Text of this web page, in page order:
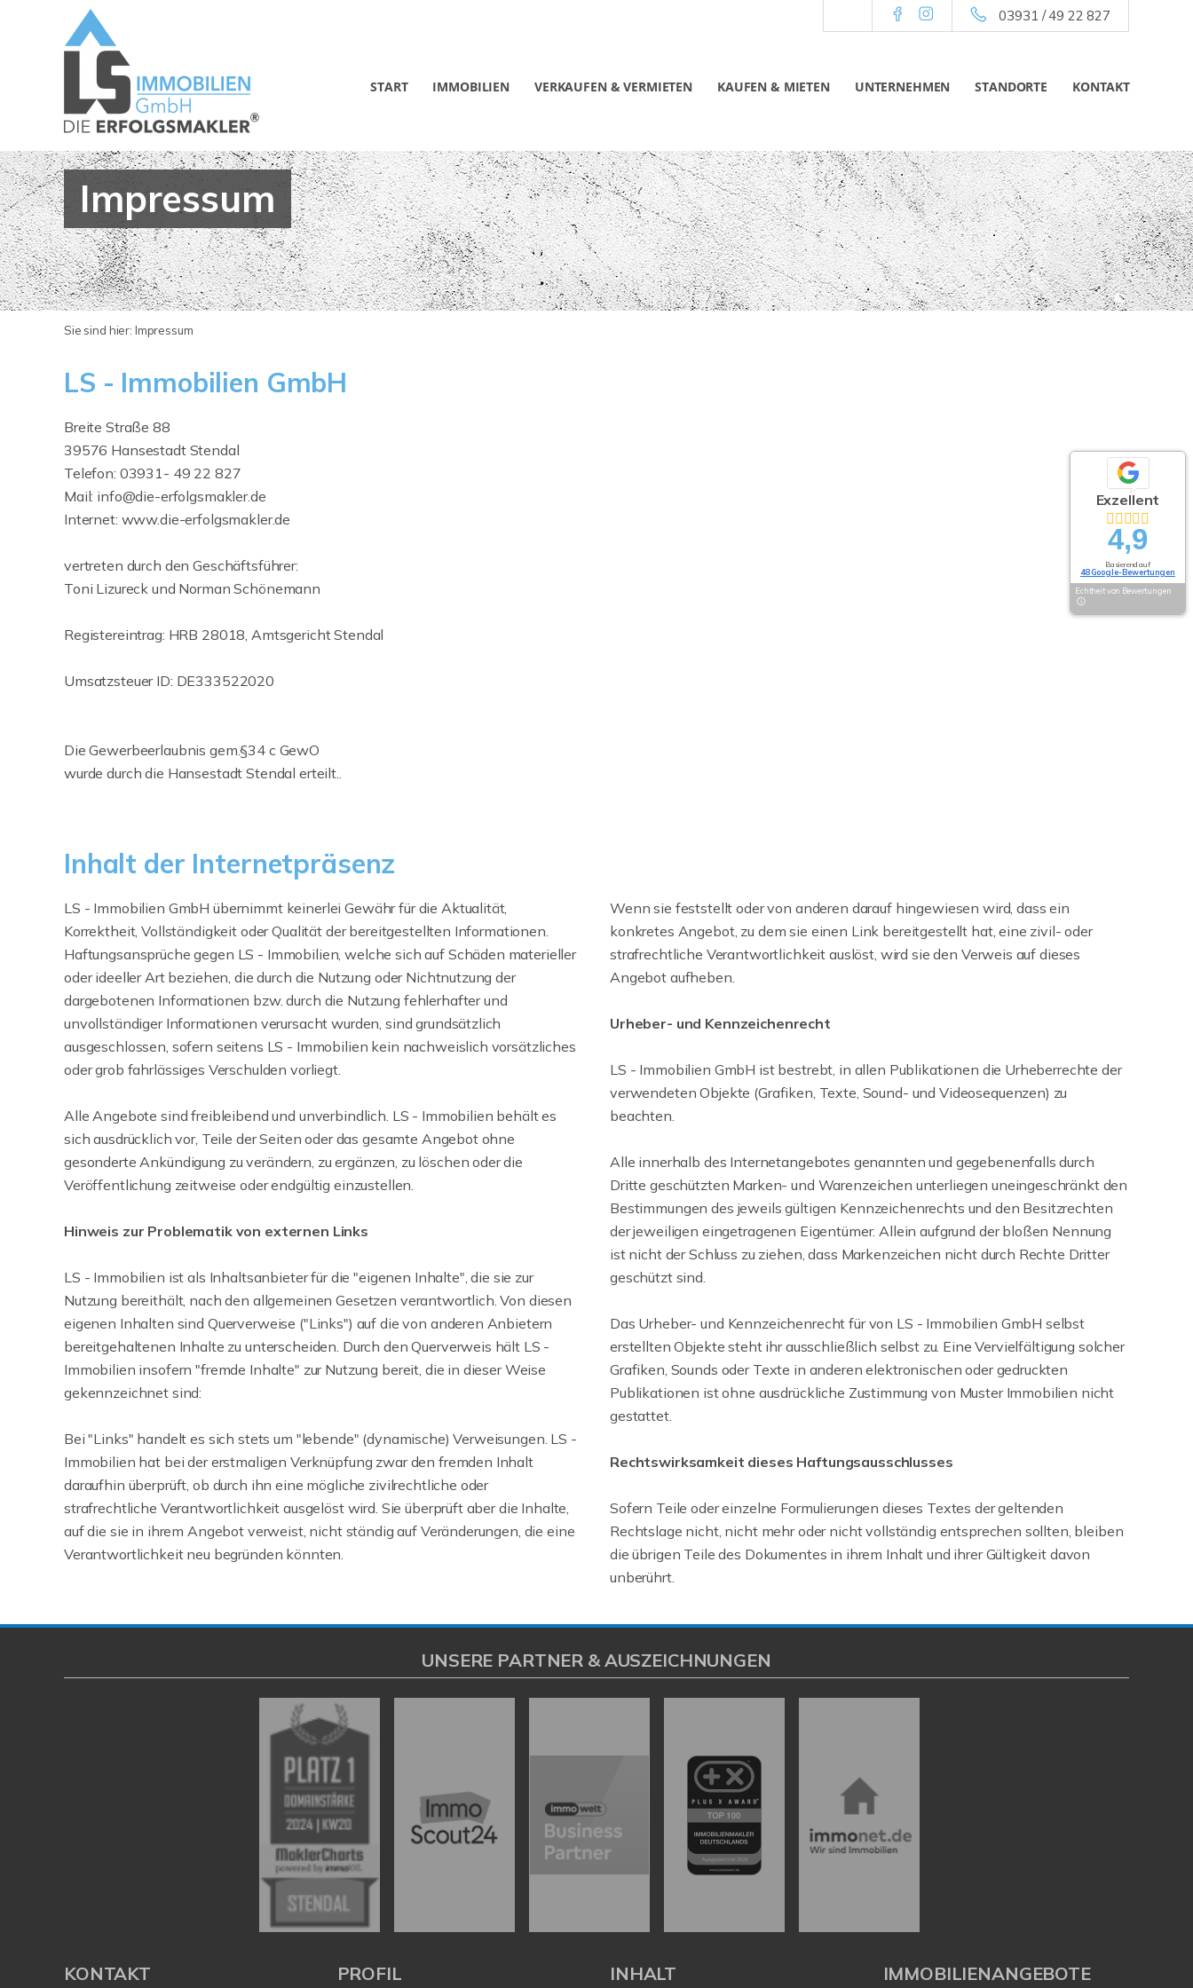
03931 / 49 22 827
START IMMOBILIEN VERKAUFEN & VERMIETEN KAUFEN & MIETEN UNTERNEHMEN STANDORTE KONTAKT
Impressum
Sie sind hier: Impressum
LS - Immobilien GmbH
Breite Straße 88
39576 Hansestadt Stendal
Telefon: 03931- 49 22 827
Mail: info@die-erfolgsmakler.de
Internet: www.die-erfolgsmakler.de
vertreten durch den Geschäftsführer:
Toni Lizureck und Norman Schönemann
Registereintrag: HRB 28018, Amtsgericht Stendal
Umsatzsteuer ID: DE333522020
Die Gewerbeerlaubnis gem.§34 c GewO
wurde durch die Hansestadt Stendal erteilt..
Inhalt der Internetpräsenz
LS - Immobilien GmbH übernimmt keinerlei Gewähr für die Aktualität,
Korrektheit, Vollständigkeit oder Qualität der bereitgestellten Informationen.
Haftungsansprüche gegen LS - Immobilien, welche sich auf Schäden materieller
oder ideeller Art beziehen, die durch die Nutzung oder Nichtnutzung der
dargebotenen Informationen bzw. durch die Nutzung fehlerhafter und
unvollständiger Informationen verursacht wurden, sind grundsätzlich
ausgeschlossen, sofern seitens LS - Immobilien kein nachweislich vorsätzliches
oder grob fahrlässiges Verschulden vorliegt.
Alle Angebote sind freibleibend und unverbindlich. LS - Immobilien behält es
sich ausdrücklich vor, Teile der Seiten oder das gesamte Angebot ohne
gesonderte Ankündigung zu verändern, zu ergänzen, zu löschen oder die
Veröffentlichung zeitweise oder endgültig einzustellen.
Hinweis zur Problematik von externen Links
LS - Immobilien ist als Inhaltsanbieter für die "eigenen Inhalte", die sie zur
Nutzung bereithält, nach den allgemeinen Gesetzen verantwortlich. Von diesen
eigenen Inhalten sind Querverweise ("Links") auf die von anderen Anbietern
bereitgehaltenen Inhalte zu unterscheiden. Durch den Querverweis hält LS -
Immobilien insofern "fremde Inhalte" zur Nutzung bereit, die in dieser Weise
gekennzeichnet sind:
Bei "Links" handelt es sich stets um "lebende" (dynamische) Verweisungen. LS -
Immobilien hat bei der erstmaligen Verknüpfung zwar den fremden Inhalt
daraufhin überprüft, ob durch ihn eine mögliche zivilrechtliche oder
strafrechtliche Verantwortlichkeit ausgelöst wird. Sie überprüft aber die Inhalte,
auf die sie in ihrem Angebot verweist, nicht ständig auf Veränderungen, die eine
Verantwortlichkeit neu begründen könnten.
Wenn sie feststellt oder von anderen darauf hingewiesen wird, dass ein
konkretes Angebot, zu dem sie einen Link bereitgestellt hat, eine zivil- oder
strafrechtliche Verantwortlichkeit auslöst, wird sie den Verweis auf dieses
Angebot aufheben.
Urheber- und Kennzeichenrecht
LS - Immobilien GmbH ist bestrebt, in allen Publikationen die Urheberrechte der
verwendeten Objekte (Grafiken, Texte, Sound- und Videosequenzen) zu
beachten.
Alle innerhalb des Internetangebotes genannten und gegebenenfalls durch
Dritte geschützten Marken- und Warenzeichen unterliegen uneingeschränkt den
Bestimmungen des jeweils gültigen Kennzeichenrechts und den Besitzrechten
der jeweiligen eingetragenen Eigentümer. Allein aufgrund der bloßen Nennung
ist nicht der Schluss zu ziehen, dass Markenzeichen nicht durch Rechte Dritter
geschützt sind.
Das Urheber- und Kennzeichenrecht für von LS - Immobilien GmbH selbst
erstellten Objekte steht ihr ausschließlich selbst zu. Eine Vervielfältigung solcher
Grafiken, Sounds oder Texte in anderen elektronischen oder gedruckten
Publikationen ist ohne ausdrückliche Zustimmung von Muster Immobilien nicht
gestattet.
Rechtswirksamkeit dieses Haftungsausschlusses
Sofern Teile oder einzelne Formulierungen dieses Textes der geltenden
Rechtslage nicht, nicht mehr oder nicht vollständig entsprechen sollten, bleiben
die übrigen Teile des Dokumentes in ihrem Inhalt und ihrer Gültigkeit davon
unberührt.
Exzellent
4,9
Basierend auf
48 Google-Bewertungen
Echtheit von Bewertungen
UNSERE PARTNER & AUSZEICHNUNGEN
KONTAKT PROFIL INHALT IMMOBILIENANGEBOTE